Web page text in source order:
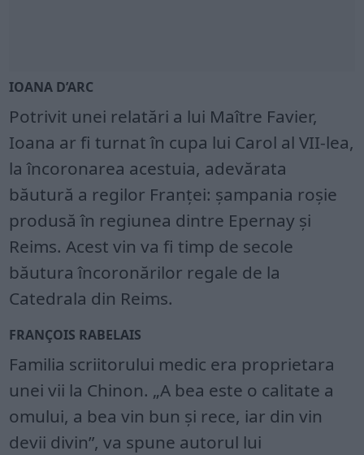
IOANA D’ARC
Potrivit unei relatări a lui Maître Favier,
Ioana ar fi turnat în cupa lui Carol al VII-lea,
la încoronarea acestuia, adevărata
băutură a regilor Franței: șampania roșie
produsă în regiunea dintre Epernay și
Reims. Acest vin va fi timp de secole
băutura încoronărilor regale de la
Catedrala din Reims.
FRANÇOIS RABELAIS
Familia scriitorului medic era proprietara
unei vii la Chinon. „A bea este o calitate a
omului, a bea vin bun și rece, iar din vin
devii divin”, va spune autorul lui